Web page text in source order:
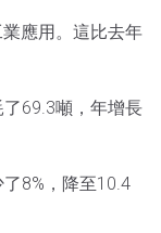
應用。這比去年
69.3噸，年增長
8%，降至10.4